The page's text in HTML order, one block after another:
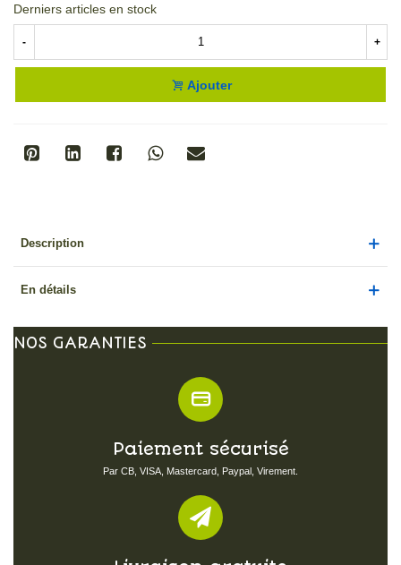
Derniers articles en stock
- +
Ajouter
Description
En détails
NOS GARANTIES
Paiement sécurisé
Par CB, VISA, Mastercard, Paypal, Virement.